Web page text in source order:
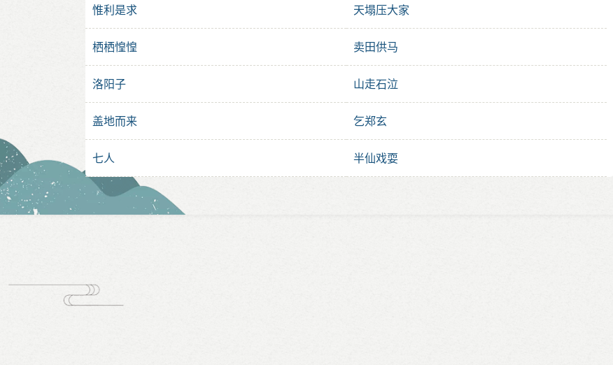
惟利是求 天塌压大家
栖栖惶惶 卖田供马
洛阳子 山走石泣
盖地而来 乞郑玄
七人 半仙戏耍